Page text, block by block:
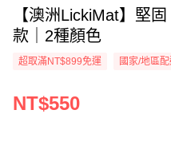
【澳洲LickiMat】堅
款｜2種顏色
超取滿NT$899免運 國家/地區
NT$550